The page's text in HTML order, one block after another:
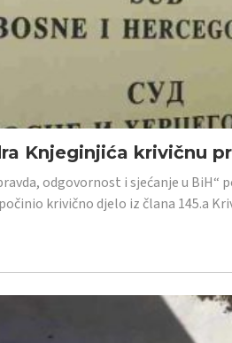
Knjeginjića krivičnu
odgovornost i sjećanje u
krivično djelo iz člana 145.a